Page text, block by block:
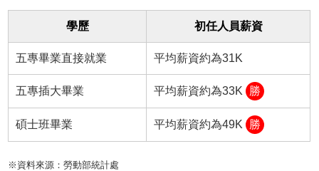
學歷 初任人員薪資
五專畢業直接就業 平均薪資約為31K
五專插大畢業 平均薪資約為33K 勝
碩士班畢業 平均薪資約為49K 勝
※資料來源：勞動部統計處